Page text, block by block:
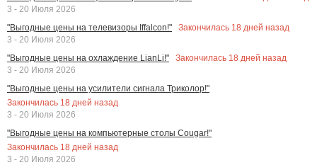
3 - 20 Июля 2026
"Выгодные цены на телевизоры Iffalcon!"
Закончилась 18 дней назад
3 - 20 Июля 2026
"Выгодные цены на охлаждение LianLi!"
Закончилась 18 дней назад
3 - 20 Июля 2026
"Выгодные цены на усилители сигнала Триколор!"
Закончилась 18 дней назад
3 - 20 Июля 2026
"Выгодные цены на компьютерные столы Cougar!"
Закончилась 18 дней назад
3 - 20 Июля 2026